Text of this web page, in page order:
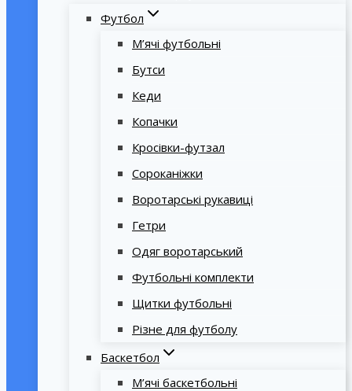
Футбол
М’ячі футбольні
Бутси
Кеди
Копачки
Кросівки-футзал
Сороканіжки
Воротарські рукавиці
Гетри
Одяг воротарський
Футбольні комплекти
Щитки футбольні
Різне для футболу
Баскетбол
М’ячі баскетбольні